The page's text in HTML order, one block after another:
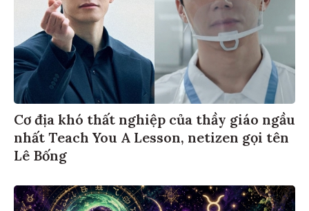
Cơ địa khó thất nghiệp của thầy giáo ngầu
nhất Teach You A Lesson, netizen gọi tên
Lê Bống